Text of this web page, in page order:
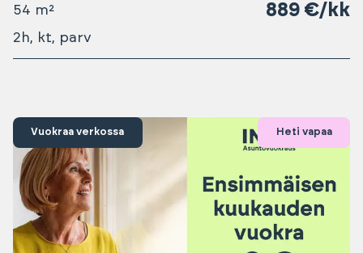
54 m² 889 €/kk
2h, kt, parv
Vuokraa verkossa Heti vapaa